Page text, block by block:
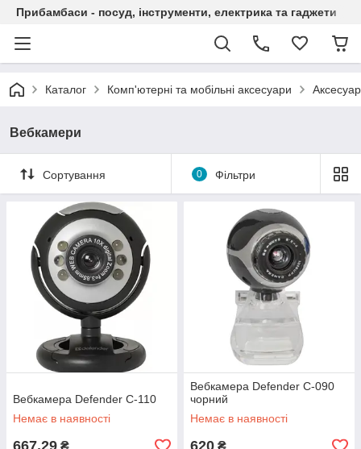
Прибамбаси - посуд, інструменти, електрика та гаджети
Каталог Комп'ютерні та мобільні аксесуари
Вебкамери
Сортування 0 Фільтри
Вебкамера Defender C-110
Немає в наявності
667,29 ₴
Вебкамера Defender C-090
чорний
Немає в наявності
620 ₴